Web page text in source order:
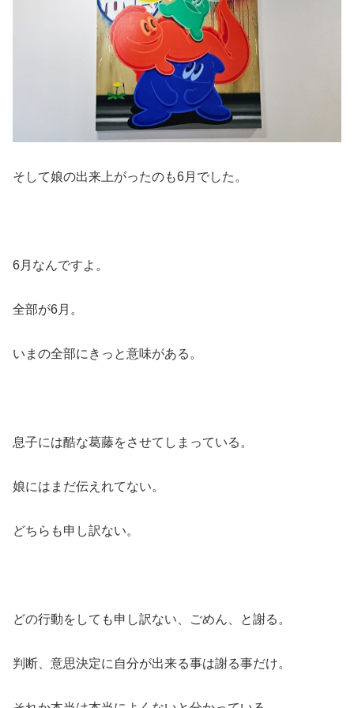
そして娘の出来上がったのも6月でした。
6月なんですよ。
全部が6月。
いまの全部にきっと意味がある。
息子には酷な葛藤をさせてしまっている。
娘にはまだ伝えれてない。
どちらも申し訳ない。
どの行動をしても申し訳ない、ごめん、と謝る。
判断、意思決定に自分が出来る事は謝る事だけ。